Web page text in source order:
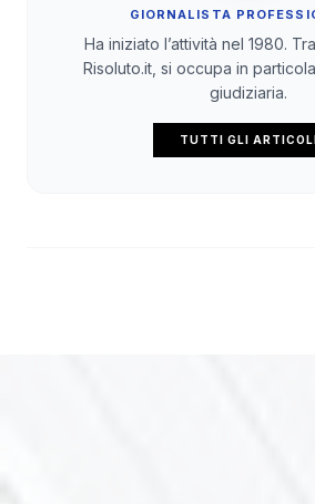
GIORNALISTA
Ha iniziato l’attività nel 1980.
Risoluto.it, si occupa in
giudiziaria.
TUTTI GLI ARTICOLI